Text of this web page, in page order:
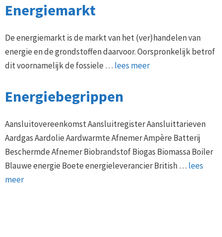
Energiemarkt
De energiemarkt is de markt van het (ver)handelen van
energie en de grondstoffen daarvoor. Oorspronkelijk betrof
dit voornamelijk de fossiele … lees meer
Energiebegrippen
Aansluitovereenkomst Aansluitregister Aansluittarieven
Aardgas Aardolie Aardwarmte Afnemer Ampère Batterij
Beschermde Afnemer Biobrandstof Biogas Biomassa Boiler
Blauwe energie Boete energieleverancier British … lees
meer